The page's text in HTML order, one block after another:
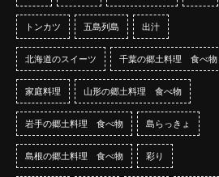
トンカツ 五島列島 出汁
北海道のスイーツ 千葉の郷土料理 食べ物
家庭料理 山形の郷土料理 食べ物
岩手の郷土料理 食べ物 島らっきょ
島根の郷土料理 食べ物 彩り